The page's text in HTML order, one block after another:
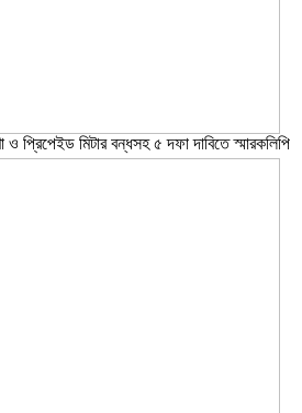
ও প্রিপেইড মিটার বন্ধসহ ৫ দফা দাবিতে স্মারকলিপি